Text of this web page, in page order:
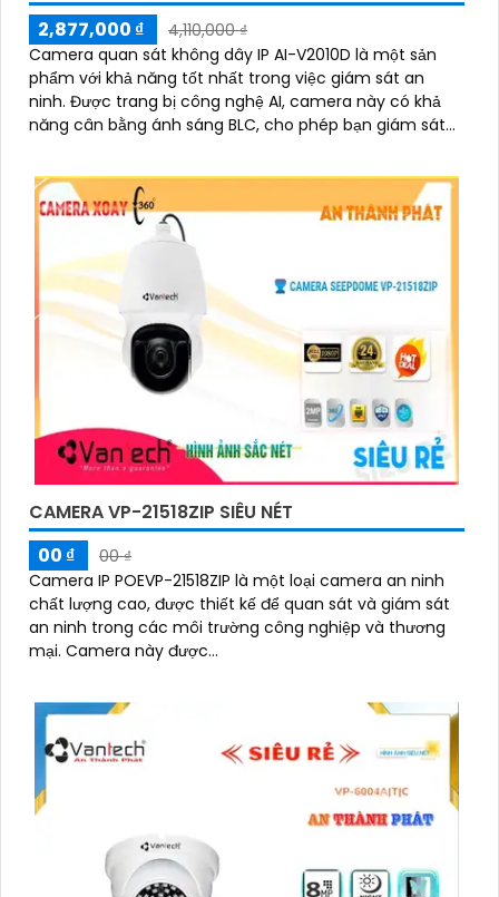
2,877,000 ₫
4,110,000 ₫
Camera quan sát không dây IP AI-V2010D là một sản
phẩm với khả năng tốt nhất trong việc giám sát an
ninh. Được trang bị công nghệ AI, camera này có khả
năng cân bằng ánh sáng BLC, cho phép bạn giám sát
CAMERA VP-21518ZIP SIÊU NÉT
00 ₫
00 ₫
Camera IP POEVP-21518ZIP là một loại camera an ninh
chất lượng cao, được thiết kế để quan sát và giám sát
an ninh trong các môi trường công nghiệp và thương
mại. Camera này được...